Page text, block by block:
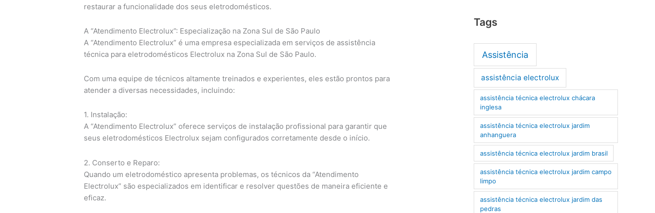
restaurar a funcionalidade dos seus eletrodomésticos.
A “Atendimento Electrolux”: Especialização na Zona Sul de São Paulo
A “Atendimento Electrolux” é uma empresa especializada em serviços de assistência
técnica para eletrodomésticos Electrolux na Zona Sul de São Paulo.
Com uma equipe de técnicos altamente treinados e experientes, eles estão prontos para
atender a diversas necessidades, incluindo:
1. Instalação:
A “Atendimento Electrolux” oferece serviços de instalação profissional para garantir que
seus eletrodomésticos Electrolux sejam configurados corretamente desde o início.
2. Conserto e Reparo:
Quando um eletrodoméstico apresenta problemas, os técnicos da “Atendimento
Electrolux” são especializados em identificar e resolver questões de maneira eficiente e
eficaz.
Tags
Assistência
assistência electrolux
assistência técnica electrolux chácara
inglesa
assistência técnica electrolux jardim
anhanguera
assistência técnica electrolux jardim brasil
assistência técnica electrolux jardim campo
limpo
assistência técnica electrolux jardim das
pedras